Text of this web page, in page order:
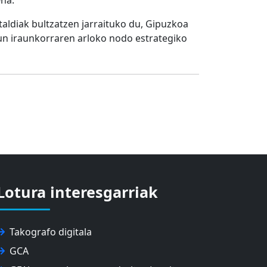
bultzatzen jarraituko du, Gipuzkoa
iraunkorraren arloko nodo estrategiko
interesgarriak
Takografo digitala
GCA